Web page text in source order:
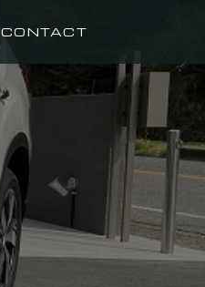
CONTACT